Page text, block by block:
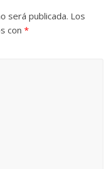
será publicada. Los
con*